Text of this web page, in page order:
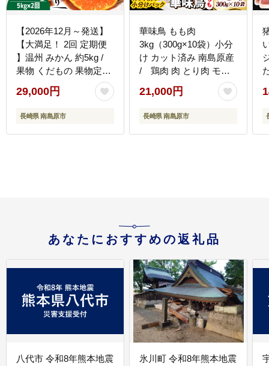
【2026年12月～発送】
【大満足！ 2回 定期便
】温州 みかん 約5kg /
果物 くだもの 果物定期
便 フルーツ ふるーつ フ
ルーツ定期便 旬 家庭用
5kg / 南島原市 / 南島原
29,000円
長崎県 南島原市
華味鳥 もも肉
3kg（300g×10袋）小分
け カット済み 南島原産
/ 鶏肉 肉 とり肉 モモ
肉 鶏もも肉 冷凍 / 南島
原市 / 株式会社渡部ブロ
イラー [SFS011]
21,000円
長崎県 南島原市
あなたにおすすめの返礼品
八代市 令和8年熊本地震
氷川町 令和8年熊本地震